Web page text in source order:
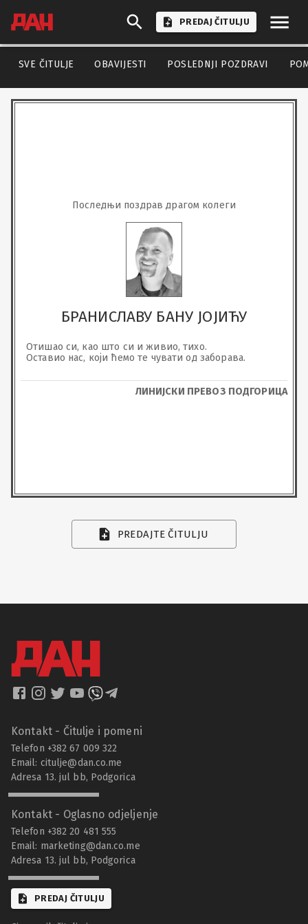
PREDAJ ČITULJU
SVE ČITULJE OBAVIJESTI POSLEDNJI POZDRAVI
Последњи поздрав драгом колеги
БРАНИСЛАВУ БАНУ ЈОЈИЋУ
Отишао си, као што си и живио, тихо.
Оставио нас, који ћемо те чувати од заборава.
ЛИНИЈСКИ ПРЕВОЗ ПОДГОРИЦА
PREDAJTE ČITULJU
Kontakt - Čitulje i pomeni
Telefon +382 67 009 322
Email: citulje@dan.co.me
Adresa 13. jul bb, Podgorica
Kontakt - Oglasno odjeljenje
Telefon +382 20 481 555
Email: marketing@dan.co.me
Adresa 13. jul bb, Podgorica
PREDAJ ČITULJU